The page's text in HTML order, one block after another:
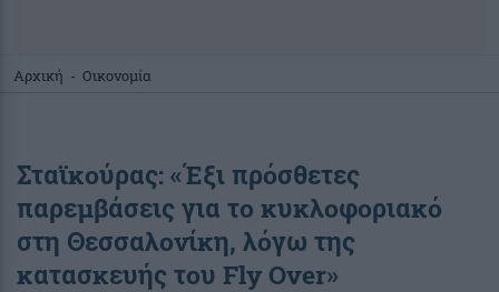
Αρχική - Οικονομία
Σταϊκούρας: «Έξι πρόσθετες
παρεμβάσεις για το κυκλοφοριακό
στη Θεσσαλονίκη, λόγω της
κατασκευής του Fly Over»